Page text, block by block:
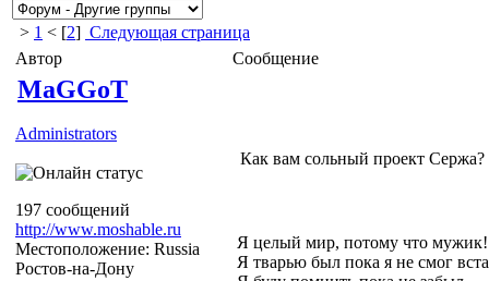
> 1 < [2] Следующая страница
Автор
Сообщение
MaGGoT
Administrators
197 сообщений
http://www.moshable.ru
Местоположение: Russia
Ростов-на-Дону
Как вам сольный проект Сержа?
Я целый мир, потому что мужик!
Я тварью был пока я не смог